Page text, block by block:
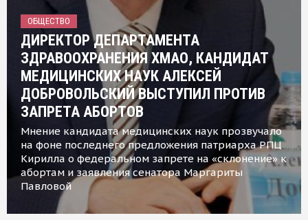
ОБЩЕСТВО
ДИРЕКТОР ДЕПАРТАМЕНТА
ЗДРАВООХРАНЕНИЯ ХМАО, КАНДИДАТ
МЕДИЦИНСКИХ НАУК АЛЕКСЕЙ
ДОБРОВОЛЬСКИЙ ВЫСТУПИЛ ПРОТИВ
ЗАПРЕТА АБОРТОВ
Мнение кандидата медицинских наук прозвучало
на фоне последнего предложения патриарха РПЦ
Кирилла о федеральном запрете на «склонение» к
абортам и заявления сенатора Маргариты
Павловой